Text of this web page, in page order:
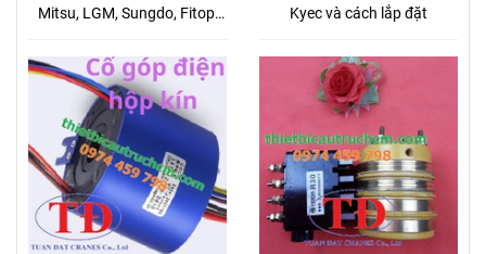
Mitsu, LGM, Sungdo, Fitop,
Kyec và cách lắp đặt